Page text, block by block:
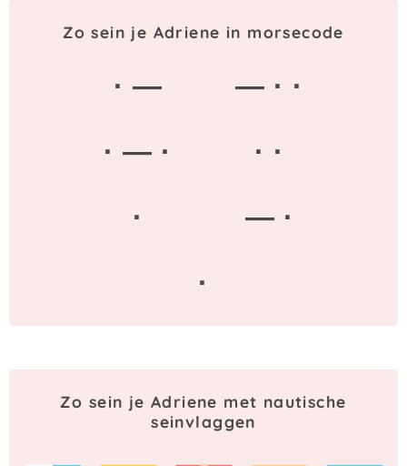
Zo sein je Adriene in morsecode
· —
— · ·
· — ·
· ·
·
— ·
·
Zo sein je Adriene met nautische
seinvlaggen